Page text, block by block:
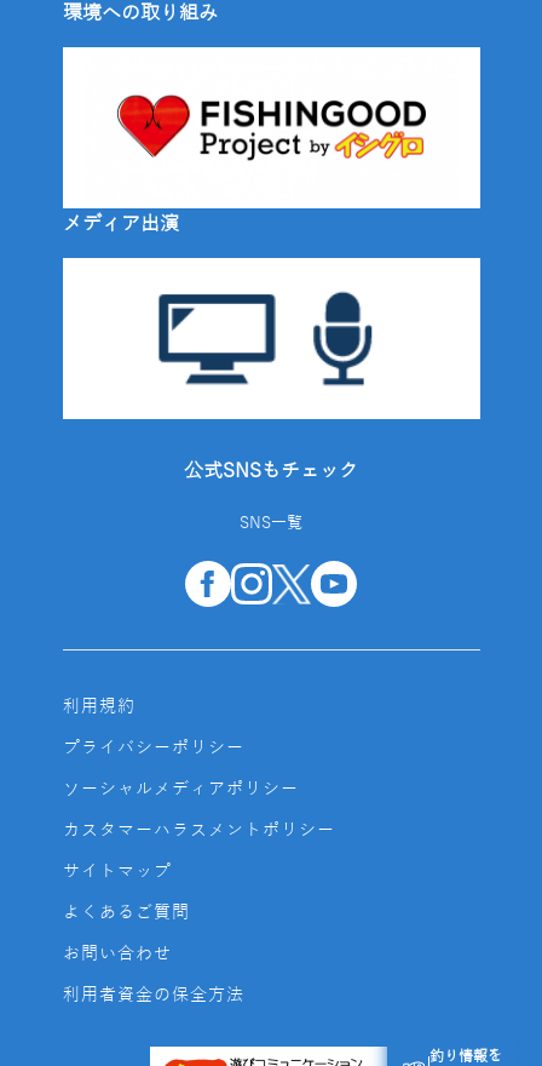
釣り情報を
環境への取り組み
メディア出演
公式SNSもチェック
SNS一覧
利用規約
プライバシーポリシー
ソーシャルメディアポリシー
カスタマーハラスメントポリシー
サイトマップ
よくあるご質問
お問い合わせ
利用者資金の保全方法